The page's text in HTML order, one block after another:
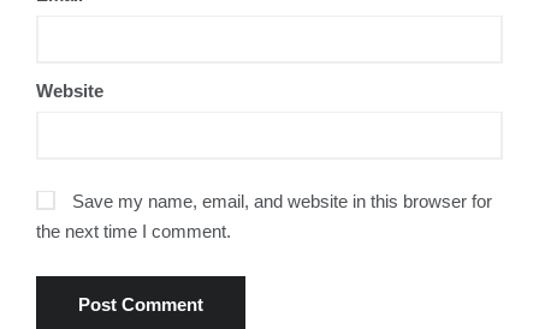
Website
Save my name, email, and website in this browser for
the next time I comment.